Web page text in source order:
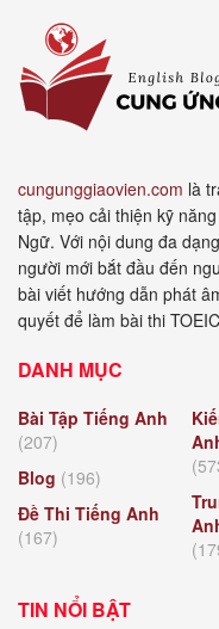
cungunggiaovien.com là
tập, mẹo cải thiện kỹ
Ngữ. Với nội dung đa
người mới bắt đầu đến
bài viết hướng dẫn phát
quyết để làm bài thi
DANH MỤC
Bài Tập Tiếng Anh
(207)
Blog (196)
Đề Thi Tiếng Anh
(167)
TIN NỔI BẬT